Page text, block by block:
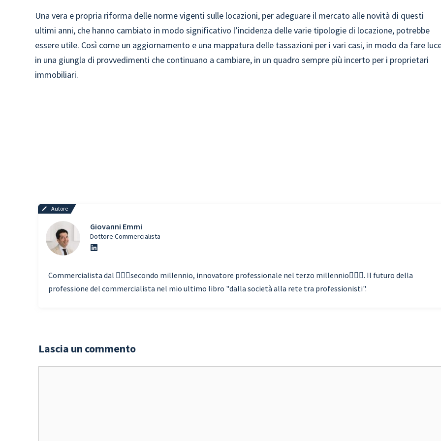
Una vera e propria riforma delle norme vigenti sulle locazioni, per adeguare il mercato alle novità di questi
ultimi anni, che hanno cambiato in modo significativo l’incidenza delle varie tipologie di locazione, potrebbe
essere utile. Così come un aggiornamento e una mappatura delle tassazioni per i vari casi, in modo da fare
in una giungla di provvedimenti che continuano a cambiare, in un quadro sempre più incerto per i proprietari
immobiliari.
Autore
Giovanni Emmi
Dottore Commercialista
Commercialista dal 🧗🏾‍♀️secondo millennio, innovatore professionale nel terzo millennio🏃🏾‍♂️. Il futuro della
professione del commercialista nel mio ultimo libro "dalla società alla rete tra professionisti".
Lascia un commento